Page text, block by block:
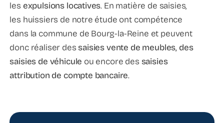
les expulsions locatives. En matière de saisies,
les huissiers de notre étude ont compétence
dans la commune de Bourg-la-Reine et peuvent
donc réaliser des saisies vente de meubles, des
saisies de véhicule ou encore des saisies
attribution de compte bancaire.